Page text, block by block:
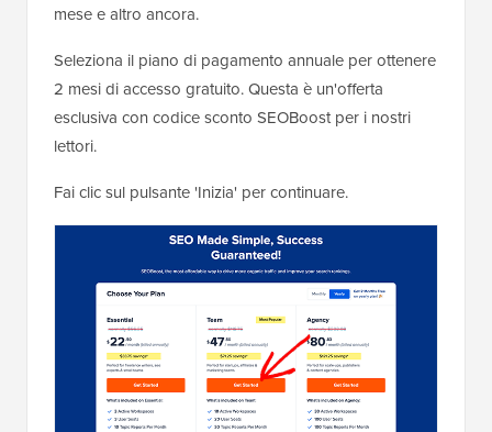
mese e altro ancora.
Seleziona il piano di pagamento annuale per ottenere
2 mesi di accesso gratuito. Questa è un'offerta
esclusiva con codice sconto SEOBoost per i nostri
lettori.
Fai clic sul pulsante 'Inizia' per continuare.